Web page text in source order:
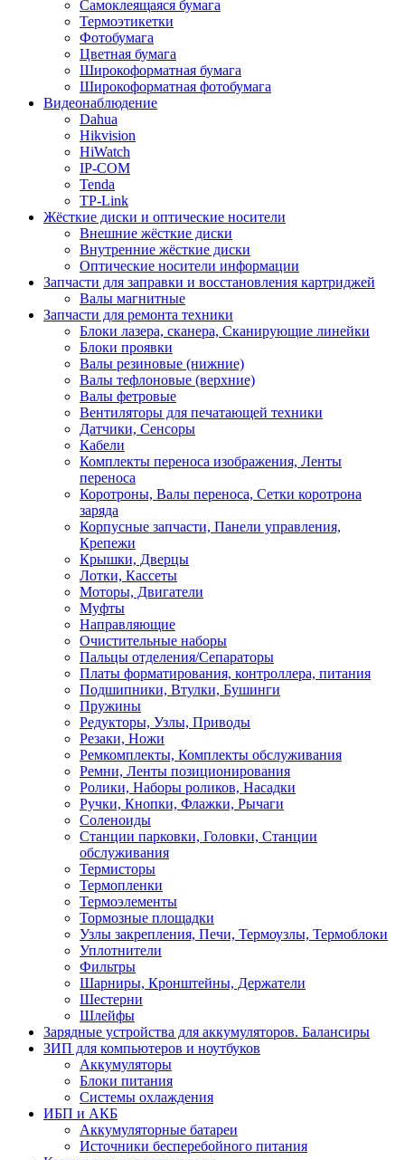
Самоклеящаяся бумага
Термоэтикетки
Фотобумага
Цветная бумага
Широкоформатная бумага
Широкоформатная фотобумага
Видеонаблюдение
Dahua
Hikvision
HiWatch
IP-COM
Tenda
TP-Link
Жёсткие диски и оптические носители
Внешние жёсткие диски
Внутренние жёсткие диски
Оптические носители информации
Запчасти для заправки и восстановления картриджей
Валы магнитные
Запчасти для ремонта техники
Блоки лазера, сканера, Сканирующие линейки
Блоки проявки
Валы резиновые (нижние)
Валы тефлоновые (верхние)
Валы фетровые
Вентиляторы для печатающей техники
Датчики, Сенсоры
Кабели
Комплекты переноса изображения, Ленты
переноса
Коротроны, Валы переноса, Сетки коротрона
заряда
Корпусные запчасти, Панели управления,
Крепежи
Крышки, Дверцы
Лотки, Кассеты
Моторы, Двигатели
Муфты
Направляющие
Очистительные наборы
Пальцы отделения/Сепараторы
Платы форматирования, контроллера, питания
Подшипники, Втулки, Бушинги
Пружины
Редукторы, Узлы, Приводы
Резаки, Ножи
Ремкомплекты, Комплекты обслуживания
Ремни, Ленты позиционирования
Ролики, Наборы роликов, Насадки
Ручки, Кнопки, Флажки, Рычаги
Соленоиды
Станции парковки, Головки, Станции
обслуживания
Термисторы
Термопленки
Термоэлементы
Тормозные площадки
Узлы закрепления, Печи, Термоузлы, Термоблоки
Уплотнители
Фильтры
Шарниры, Кронштейны, Держатели
Шестерни
Шлейфы
Зарядные устройства для аккумуляторов. Балансиры
ЗИП для компьютеров и ноутбуков
Аккумуляторы
Блоки питания
Системы охлаждения
ИБП и АКБ
Аккумуляторные батареи
Источники бесперебойного питания